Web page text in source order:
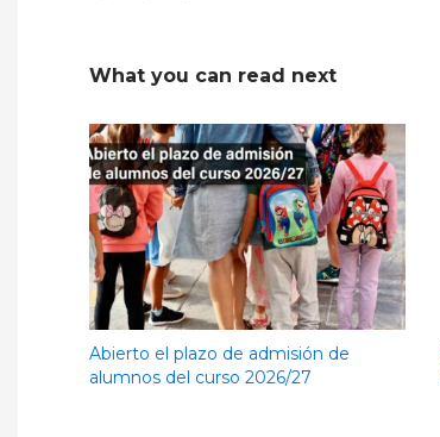
What you can read next
Abierto el plazo de admisión de
alumnos del curso 2026/27